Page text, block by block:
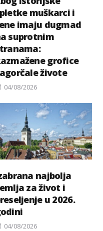
muškarci i
imaju dugmad
suprotnim
grofice
živote
Posted
04/08/2026
najbolja
za život i
u 2026.
Posted
04/08/2026